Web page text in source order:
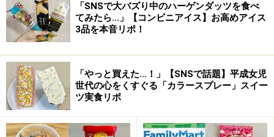
「SNSで大バズり中のハーゲンダッツを食べ
てみたら…」【コンビニアイス】お高めアイス
3品を本音リポ！
「やっと買えた…！」【SNSで話題】平成女児
世代の心をくすぐる「カラースプレー」スイー
ツ実食リポ